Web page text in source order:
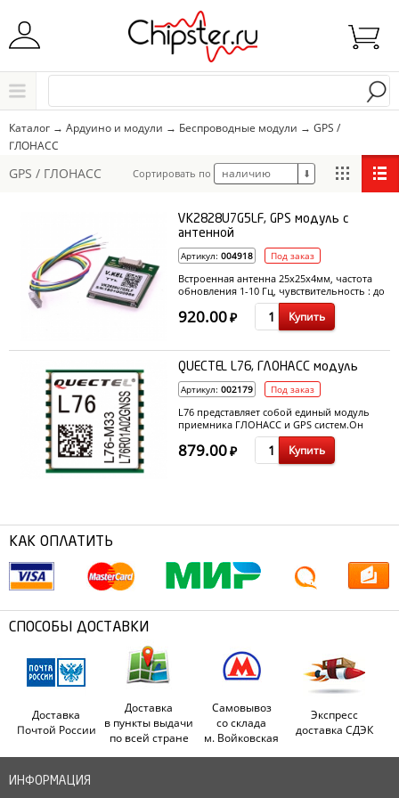
Начните водить название города..
Выбрать
Каталог → Ардуино и модули → Беспроводные модули → GPS /
ГЛОНАСС
GPS / ГЛОНАСС Сортировать по наличию ⬇
VK2828U7G5LF, GPS модуль с
антенной
Артикул: 004918 Под заказ
Встроенная антенна 25x25x4мм, частота
обновления 1-10 Гц, чувствительность : до
920.00₽ Купить
QUECTEL L76, ГЛОНАСС модуль
Артикул: 002179 Под заказ
L76 представляет собой единый модуль
приемника ГЛОНАСС и GPS систем.Он
обеспечивает возможность
одновременного приема GPS и ГЛОНАСС
сигналов. С 33 каналами отслеживания , 99
879.00₽ Купить
КАК ОПЛАТИТЬ
СПОСОБЫ ДОСТАВКИ
Доставка
Почтой России
Доставка
в пункты выдачи
по всей стране
Самовывоз
со склада
м. Войковская
Экспресс
доставка СДЭК
ИНФОРМАЦИЯ